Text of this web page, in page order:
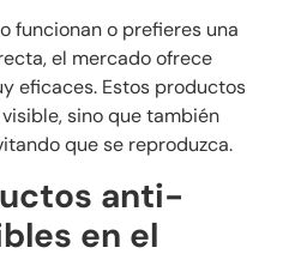
funcionan o prefieres una
el mercado ofrece
eficaces. Estos productos
sino que también
que se reproduzca.
anti-
en el